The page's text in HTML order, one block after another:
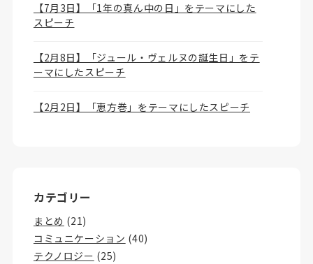
【7月3日】「1年の真ん中の日」をテーマにした
スピーチ
【2月8日】「ジュール・ヴェルヌの誕生日」をテ
ーマにしたスピーチ
【2月2日】「恵方巻」をテーマにしたスピーチ
カテゴリー
まとめ (21)
コミュニケーション (40)
テクノロジー (25)